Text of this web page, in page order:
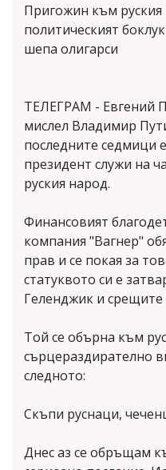
Пригожин към
политическият
шепа олигарси
ТЕЛЕГРАМ - Евгений
мислел Владимир
последните седмици
президент служи на
руския народ.
Финансовият
компания "Вагнер"
прав и се покая за
статуквото си е
Геленджик и
Той се обърна към
сърцераздирателно
следното:
Скъпи руснаци,
Днес аз се обръщам